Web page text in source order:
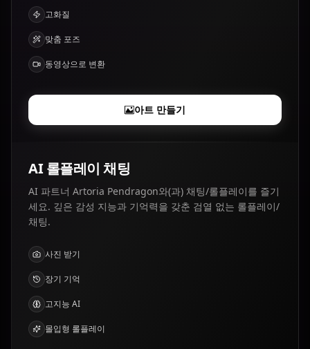
고화질
맞춤 포즈
동영상으로 변환
아트 만들기
AI 롤플레이 채팅
AI 파트너 Artoria Pendragon와(과) 채팅/롤플레이를 즐기
세요. 깊은 감성 지능과 기억력을 갖춘 검열 없는 롤플레이/
채팅.
사진 받기
장기 기억
고지능 AI
몰입형 롤플레이